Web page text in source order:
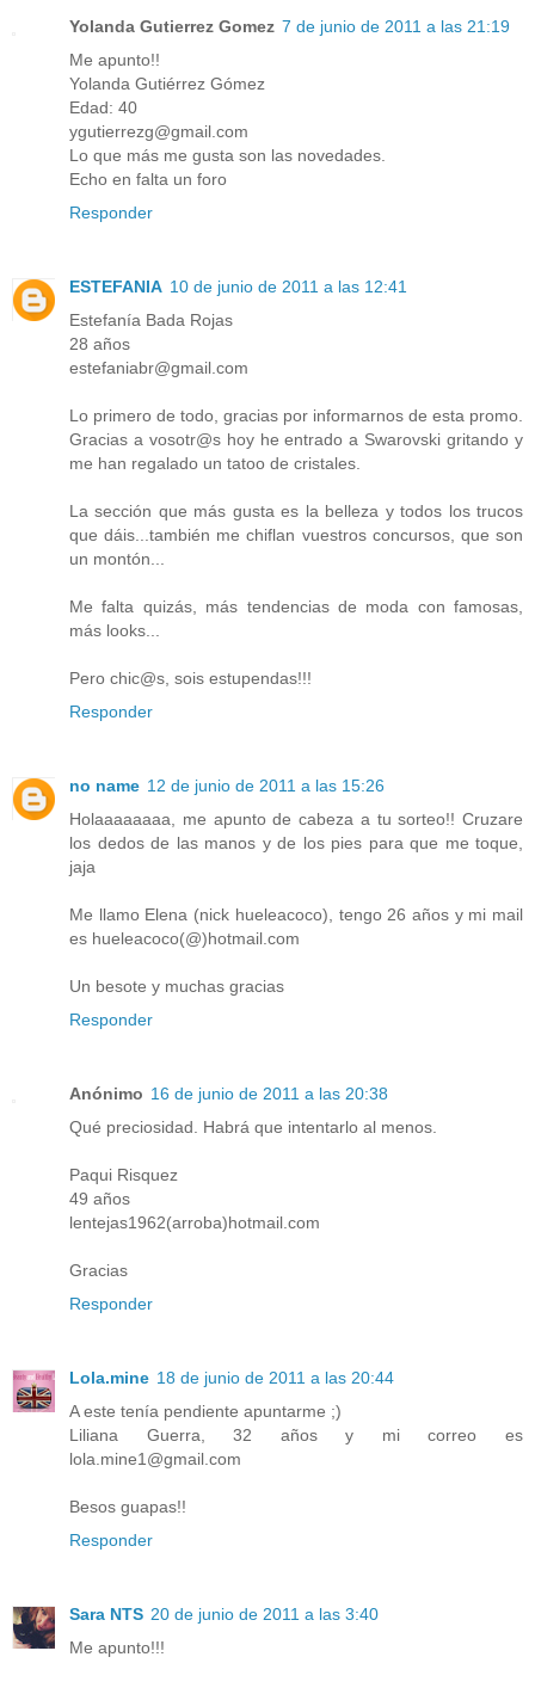
Yolanda Gutierrez Gomez 7 de junio de 2011 a las 21:19
Me apunto!!
Yolanda Gutiérrez Gómez
Edad: 40
ygutierrezg@gmail.com
Lo que más me gusta son las novedades.
Echo en falta un foro
Responder
ESTEFANIA 10 de junio de 2011 a las 12:41
Estefanía Bada Rojas
28 años
estefaniabr@gmail.com
Lo primero de todo, gracias por informarnos de esta promo.
Gracias a vosotr@s hoy he entrado a Swarovski gritando y
me han regalado un tatoo de cristales.
La sección que más gusta es la belleza y todos los trucos
que dáis...también me chiflan vuestros concursos, que son
un montón...
Me falta quizás, más tendencias de moda con famosas,
más looks...
Pero chic@s, sois estupendas!!!
Responder
no name 12 de junio de 2011 a las 15:26
Holaaaaaaaa, me apunto de cabeza a tu sorteo!! Cruzare
los dedos de las manos y de los pies para que me toque,
jaja
Me llamo Elena (nick hueleacoco), tengo 26 años y mi mail
es hueleacoco(@)hotmail.com
Un besote y muchas gracias
Responder
Anónimo 16 de junio de 2011 a las 20:38
Qué preciosidad. Habrá que intentarlo al menos.
Paqui Risquez
49 años
lentejas1962(arroba)hotmail.com
Gracias
Responder
Lola.mine 18 de junio de 2011 a las 20:44
A este tenía pendiente apuntarme ;)
Liliana Guerra, 32 años y mi correo es
lola.mine1@gmail.com
Besos guapas!!
Responder
Sara NTS 20 de junio de 2011 a las 3:40
Me apunto!!!